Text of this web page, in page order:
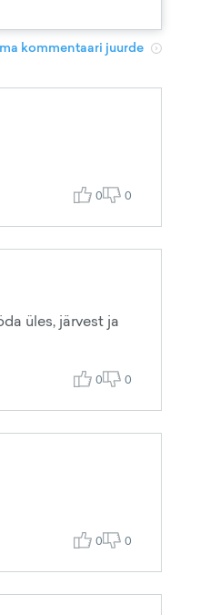
kommentaari juurde
0 0
üles, järvest ja
0 0
0 0